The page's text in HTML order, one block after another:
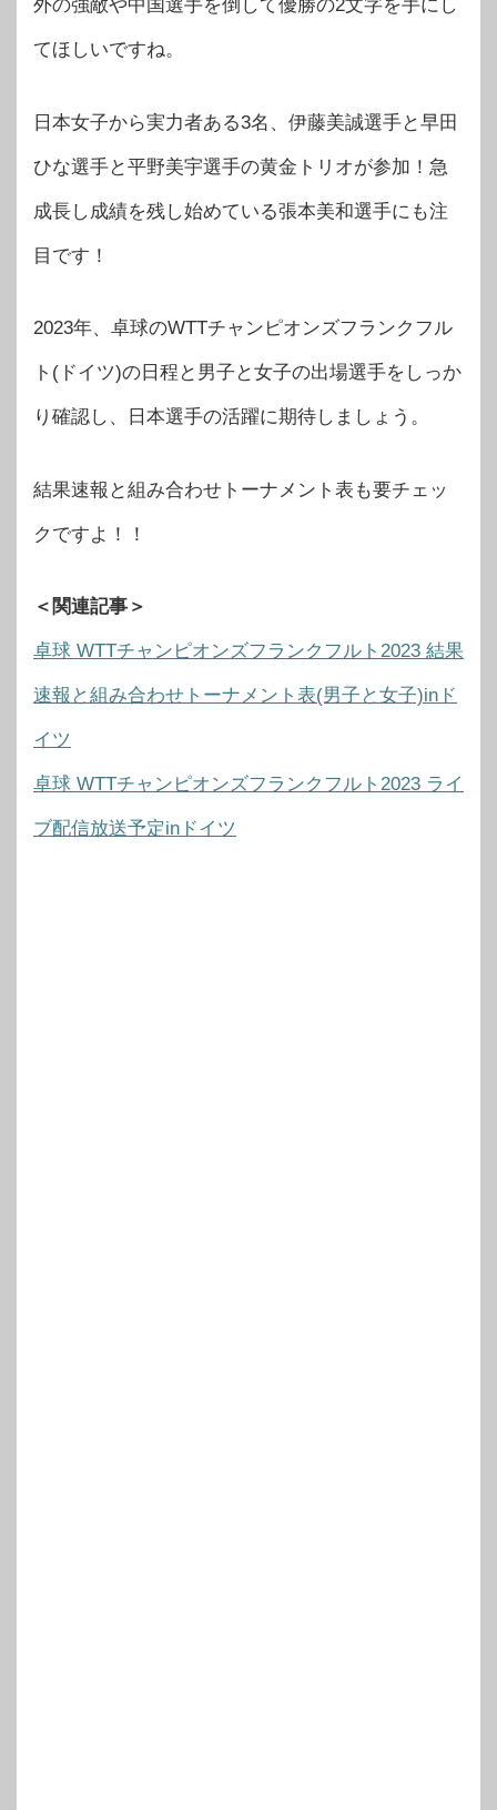
外の強敵や中国選手を倒して優勝の2文字を手にし
てほしいですね。
日本女子から実力者ある3名、伊藤美誠選手と早田
ひな選手と平野美宇選手の黄金トリオが参加！急
成長し成績を残し始めている張本美和選手にも注
目です！
2023年、卓球のWTTチャンピオンズフランクフル
ト(ドイツ)の日程と男子と女子の出場選手をしっか
り確認し、日本選手の活躍に期待しましょう。
結果速報と組み合わせトーナメント表も要チェッ
クですよ！！
＜関連記事＞
卓球 WTTチャンピオンズフランクフルト2023 結果
速報と組み合わせトーナメント表(男子と女子)inド
イツ
卓球 WTTチャンピオンズフランクフルト2023 ライ
ブ配信放送予定inドイツ